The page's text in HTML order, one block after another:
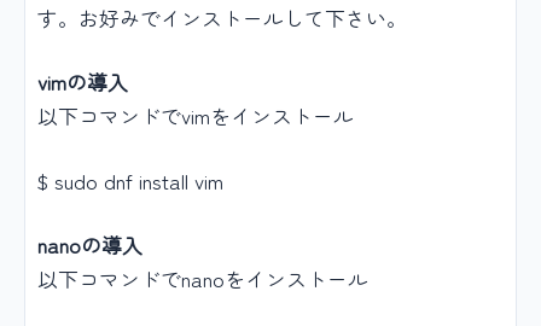
す。お好みでインストールして下さい。
vimの導入
以下コマンドでvimをインストール
$ sudo dnf install vim
nanoの導入
以下コマンドでnanoをインストール